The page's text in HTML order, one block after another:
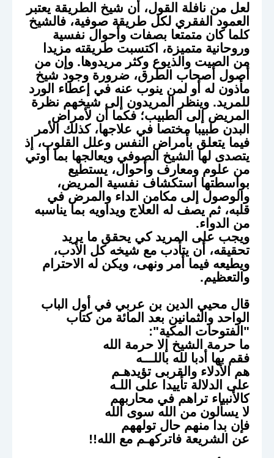
لعل من نافلة القول، أن شيخ الطريقة يعتبر
العمود الفقري لكل طريقة صوفية، فالشيخ
كلما كان متمتعا بصفات وأحوال نفسية
وروحانية متميزة، اكتسبت طريقته مزيدا
من الصيت والذيوع وكثر مريدوها. وإن من
أصول أصحاب الطرق، ضرورة وجود شيخ
مأذون له أو لمن ينوب عنه في إعطاء الورد
للمريد. وينظر المريدون إلى شيخهم نظرة
المريض إلى الطبيب؛ فكما أن لأمراض
البدن طبيبا مختصا في علاجها، كذلك الأمر
فيما يتعلق بأمراض النفس وعلل القلوب، إذ
يتصدى لها الشيخ الصوفي ويعالجها بما أوتي
من علوم ومعارف وأحوال، يستطيع
بواسطتها استكشاف نفسية المريض،
والوصول إلى مكامن الداء والمرض في
قلبه، ثم يصف له العلاج ويداويه بما يناسبه
من الدواء.
ويجب على المريد كي يحقق ما يريد
تحقيقه، أن يتأدب مع شيخه كل الأدب،
ويطيعه فيما أمر ونهى، ويكن له الاحترام
والتعظيم.
قال محيي الدين بن عربي في أول الباب
الواحد والثمانين بعد المائة من كتاب
"الفتوحات المكية":
ما حرمة الشيخ إلا حرمة الله
فقم بها أدبا لله باللـــه
هم الأدلاء والقربى تؤيدهـم
على الدلالة تأييدا على اللـه
كالأنبياء تراهم في محاربهم
لا يسألون من الله سوى الله
فإن بدا منهم حال تولههم
عن الشريعة فاتركهـم مع الله!!